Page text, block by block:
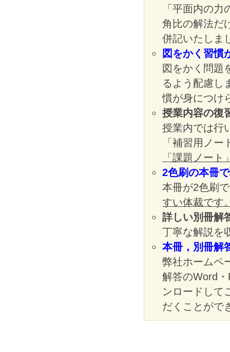
「平面内の
角比の解法だ
併記いたしま
図をかく習慣
図をかく問題
るよう配慮し
慣が身につけ
授業内容の復
授業内では行
「補習用ノ
「課題ノー
2色刷の本冊
本冊が2色刷
すい体裁です
詳しい別冊解
丁寧な解説を
本冊，別冊解
弊社ホームペ
解答のWord
ンロードして
だくことがで